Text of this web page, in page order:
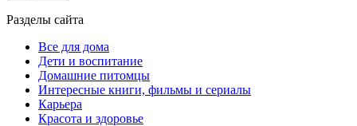
Разделы сайта
Все для дома
Дети и воспитание
Домашние питомцы
Интересные книги, фильмы и сериалы
Карьера
Красота и здоровье